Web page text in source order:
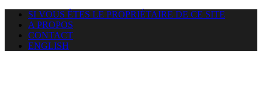
SI VOUS ÊTES LE PROPRIÉTAIRE DE CE SITE
A PROPOS
CONTACT
ENGLISH